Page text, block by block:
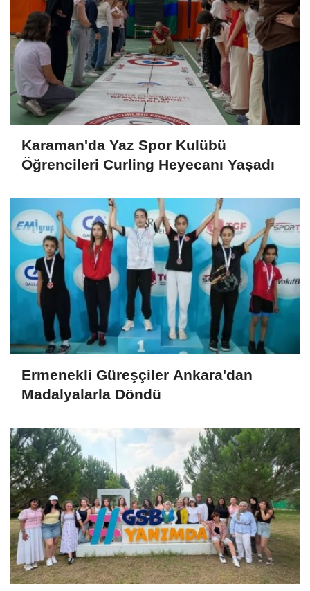
Karaman'da Yaz Spor Kulübü
Öğrencileri Curling Heyecanı Yaşadı
Ermenekli Güreşçiler Ankara'dan
Madalyalarla Döndü